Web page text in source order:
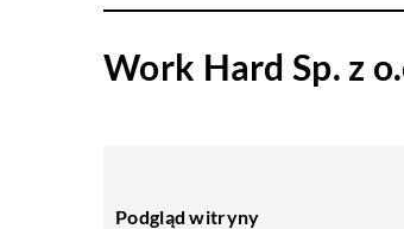
Work Hard Sp. z
Podgląd witryny